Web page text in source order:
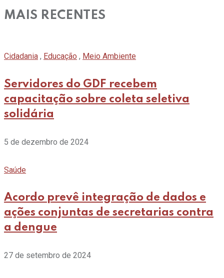
MAIS RECENTES
Cidadania , Educação , Meio Ambiente
Servidores do GDF recebem
capacitação sobre coleta seletiva
solidária
5 de dezembro de 2024
Saúde
Acordo prevê integração de dados e
ações conjuntas de secretarias contra
a dengue
27 de setembro de 2024